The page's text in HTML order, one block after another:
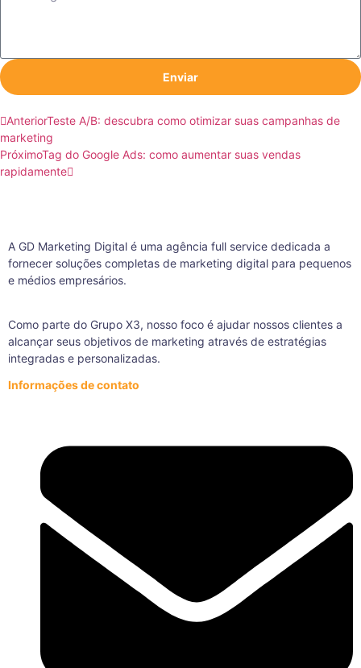
Enviar
AnteriorTeste A/B: descubra como otimizar suas campanhas de
marketing
PróximoTag do Google Ads: como aumentar suas vendas
rapidamente
A GD Marketing Digital é uma agência full service dedicada a
fornecer soluções completas de marketing digital para pequenos
e médios empresários.
Como parte do Grupo X3, nosso foco é ajudar nossos clientes a
alcançar seus objetivos de marketing através de estratégias
integradas e personalizadas.
Informações de contato